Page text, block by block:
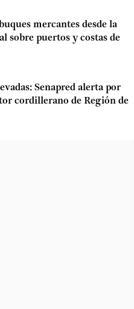
mercantes desde la
sobre puertos y costas de
Senapred alerta por
cordillerano de Región de